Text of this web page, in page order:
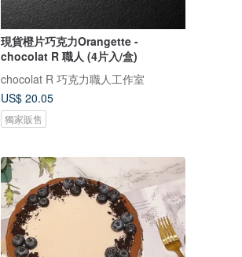
現貨橙片巧克力Orangette -
chocolat R 職人 (4片入/盒)
chocolat R 巧克力職人工作室
US$ 20.05
獨家販售